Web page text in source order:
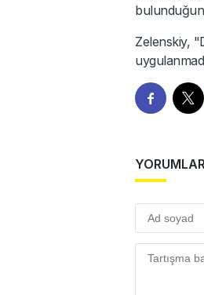
Zelenskiy,
YORUMLAR